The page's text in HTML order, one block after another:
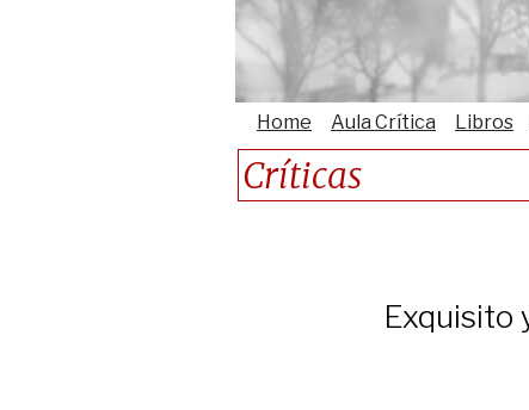
Home Aula Crítica Libros
Críticas
Exquisito